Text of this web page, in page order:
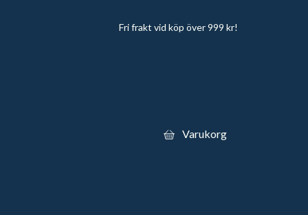
Fri frakt vid köp över 999 kr!
Varukorg